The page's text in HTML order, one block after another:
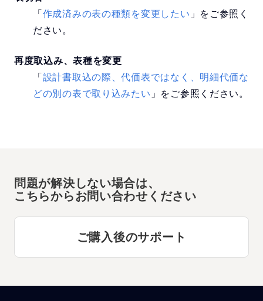
「作成済みの表の種類を変更したい 」をご参照く
ださい。
再度取込み、表種を変更
「設計書取込の際、代価表ではなく、明細代価な
どの別の表で取り込みたい 」をご参照ください。
問題が解決しない場合は、
こちらからお問い合わせください
ご購入後のサポート